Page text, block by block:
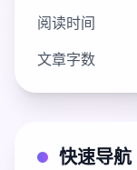
阅读时间
文章字数
快速导航